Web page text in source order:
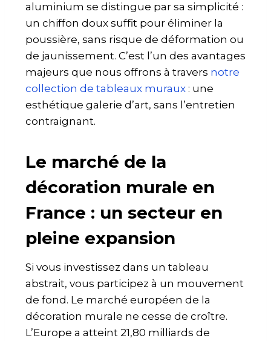
aluminium se distingue par sa simplicité :
un chiffon doux suffit pour éliminer la
poussière, sans risque de déformation ou
de jaunissement. C’est l’un des avantages
majeurs que nous offrons à travers notre
collection de tableaux muraux : une
esthétique galerie d’art, sans l’entretien
contraignant.
Le marché de la
décoration murale en
France : un secteur en
pleine expansion
Si vous investissez dans un tableau
abstrait, vous participez à un mouvement
de fond. Le marché européen de la
décoration murale ne cesse de croître.
L’Europe a atteint 21,80 milliards de